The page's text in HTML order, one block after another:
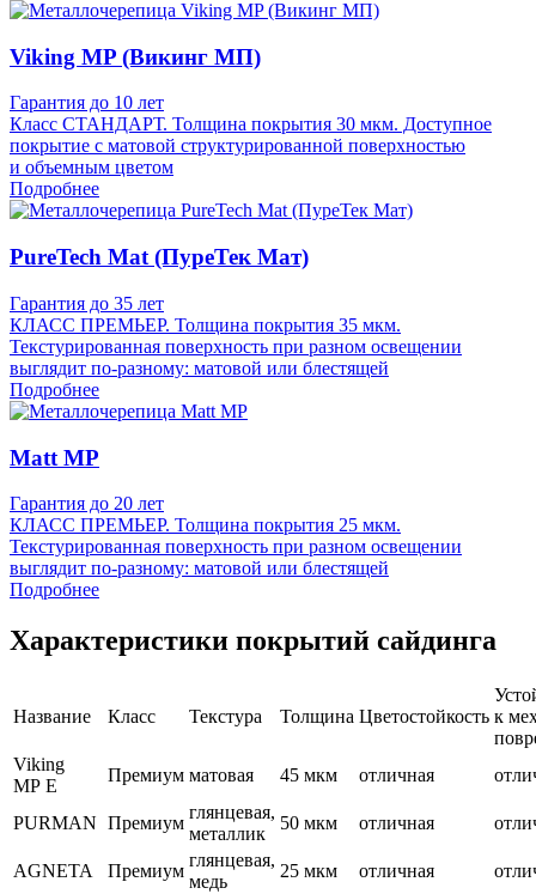
Viking MP (Викинг МП)
Гарантия до 10 лет
Класс СТАНДАРТ. Толщина покрытия 30 мкм. Доступное
покрытие с матовой структурированной поверхностью
и объемным цветом
Подробнее
PureTech Mat (ПуреТек Мат)
Гарантия до 35 лет
КЛАСС ПРЕМЬЕР. Толщина покрытия 35 мкм.
Текстурированная поверхность при разном освещении
выглядит по-разному: матовой или блестящей
Подробнее
Matt MP
Гарантия до 20 лет
КЛАСС ПРЕМЬЕР. Толщина покрытия 25 мкм.
Текстурированная поверхность при разном освещении
выглядит по-разному: матовой или блестящей
Подробнее
Характеристики покрытий сайдинга
Название Класс Текстура Толщина Цветостойкость к
Viking
MP E
Премиум матовая 45 мкм отличная
PURMAN Премиум
глянцевая,
металлик
50 мкм отличная
AGNETA Премиум
глянцевая,
медь
25 мкм отличная